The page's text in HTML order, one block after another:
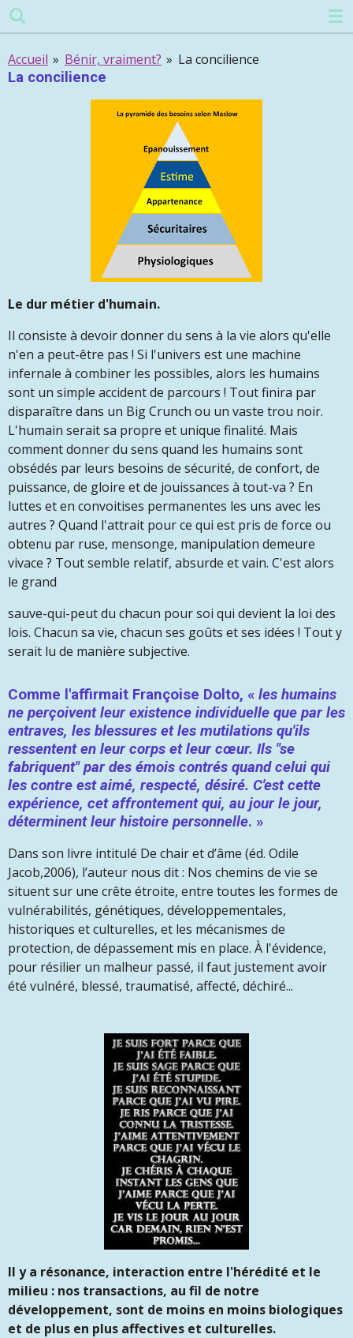
Passer
au
contenu
principal
Accueil » Bénir, vraiment? » La concilience
La concilience
Le dur métier d'humain.
Il consiste à devoir donner du sens à la vie alors qu'elle
n'en a peut-être pas ! Si l'univers est une machine
infernale à combiner les possibles, alors les humains
sont un simple accident de parcours ! Tout finira par
disparaître dans un Big Crunch ou un vaste trou noir.
L'humain serait sa propre et unique finalité. Mais
comment donner du sens quand les humains sont
obsédés par leurs besoins de sécurité, de confort, de
puissance, de gloire et de jouissances à tout-va ? En
luttes et en convoitises permanentes les uns avec les
autres ? Quand l'attrait pour ce qui est pris de force ou
obtenu par ruse, mensonge, manipulation demeure
vivace ? Tout semble relatif, absurde et vain. C'est alors
le grand
sauve-qui-peut du chacun pour soi qui devient la loi des
lois. Chacun sa vie, chacun ses goûts et ses idées ! Tout y
serait lu de manière subjective.
Comme l'affirmait Françoise Dolto, « les humains
ne perçoivent leur existence individuelle que par les
entraves, les blessures et les mutilations qu'ils
ressentent en leur corps et leur cœur. Ils "se
fabriquent" par des émois contrés quand celui qui
les contre est aimé, respecté, désiré. C'est cette
expérience, cetaffrontement qui, au jour le jour,
déterminent leur histoire personnelle. »
Dans son livre intitulé De chair et d’âme (éd. Odile
Jacob,2006), l’auteur nous dit : Nos chemins de vie se
situent sur une crête étroite, entre toutes les formes de
vulnérabilités, génétiques, développementales,
historiques et culturelles, et les mécanismes de
protection, de dépassement mis en place. À l'évidence,
pour résilier un malheur passé, il faut justement avoir
été vulnéré, blessé, traumatisé, affecté, déchiré...
Il y a résonance, interaction entre l'hérédité et le
milieu : nos transactions, au fil de notre
développement, sont de moins en moins biologiques
et de plus en plus affectives et culturelles.